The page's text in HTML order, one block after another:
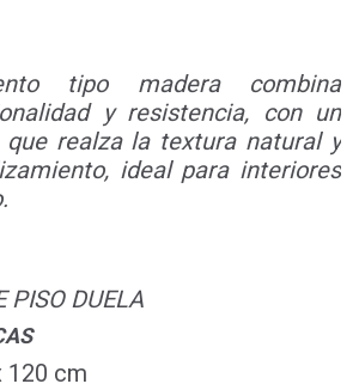
tipo madera combina
nalidad y resistencia, con un
realza la textura natural y
ideal para interiores
120 cm